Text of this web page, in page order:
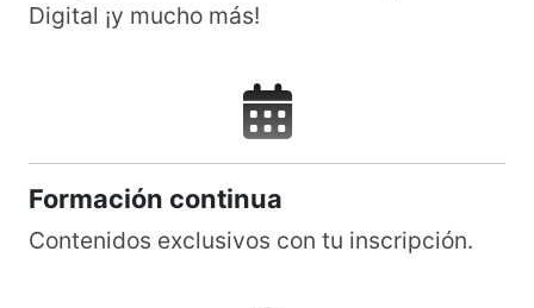
Digital ¡y mucho más!
Formación continua
Contenidos exclusivos con tu inscripción.